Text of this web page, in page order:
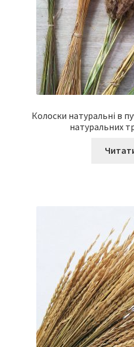
Колоски натуральні в
натуральних